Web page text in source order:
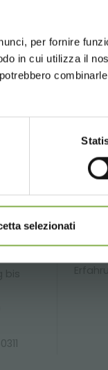
per fornire
in cui utilizza il
selezionati
UNITED STATES
*
zukünftigen
Bestellwert
Sie bei der